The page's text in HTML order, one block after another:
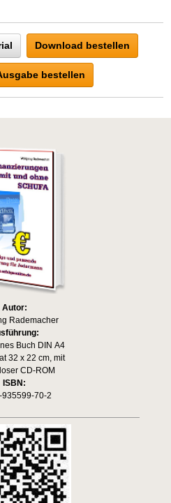
Download bestellen
bestellen
Autor:
Rademacher
Buch DIN A4
32 x 22 cm, mit
CD-ROM
ISBN:
935599-70-2